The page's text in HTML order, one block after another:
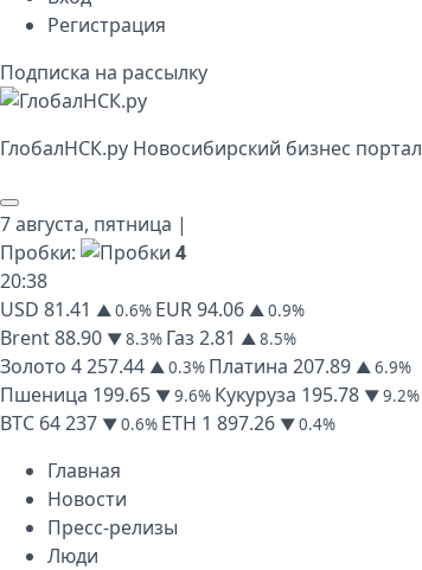
Регистрация
Подписка на рассылку
ГлобалНСК.py Новосибирский бизнес портал
7 августа, пятница |
Пробки:
4
20:38
USD 81.41 ▲ 0.6% EUR94.06 ▲ 0.9%
Brent88.90 ▼ 8.3% Газ 2.81 ▲ 8.5%
Золото 4 257.44 ▲ 0.3% Платина 207.89 ▲ 6.9%
Пшеница 199.65 ▼ 9.6% Кукуруза 195.78 ▼ 9.2%
BTC 64 237 ▼ 0.6% ETH 1 897.26 ▼ 0.4%
Главная
Новости
Пресс-релизы
Люди